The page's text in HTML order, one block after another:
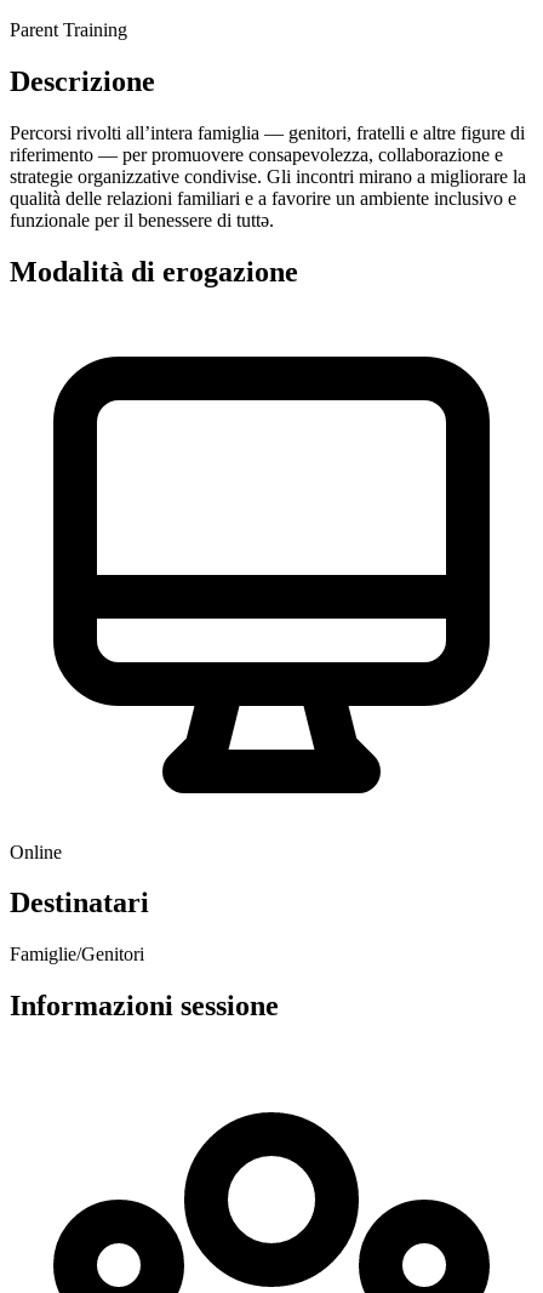
Parent Training
Descrizione
Percorsi rivolti all’intera famiglia — genitori, fratelli e altre figure di
riferimento — per promuovere consapevolezza, collaborazione e
strategie organizzative condivise. Gli incontri mirano a migliorare la
qualità delle relazioni familiari e a favorire un ambiente inclusivo e
funzionale per il benessere di tuttə.
Modalità di erogazione
Online
Destinatari
Famiglie/Genitori
Informazioni sessione